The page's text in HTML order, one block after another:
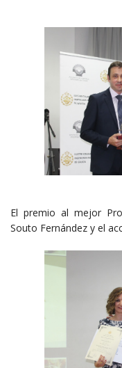
El premio al mejor
Souto Fernández y el